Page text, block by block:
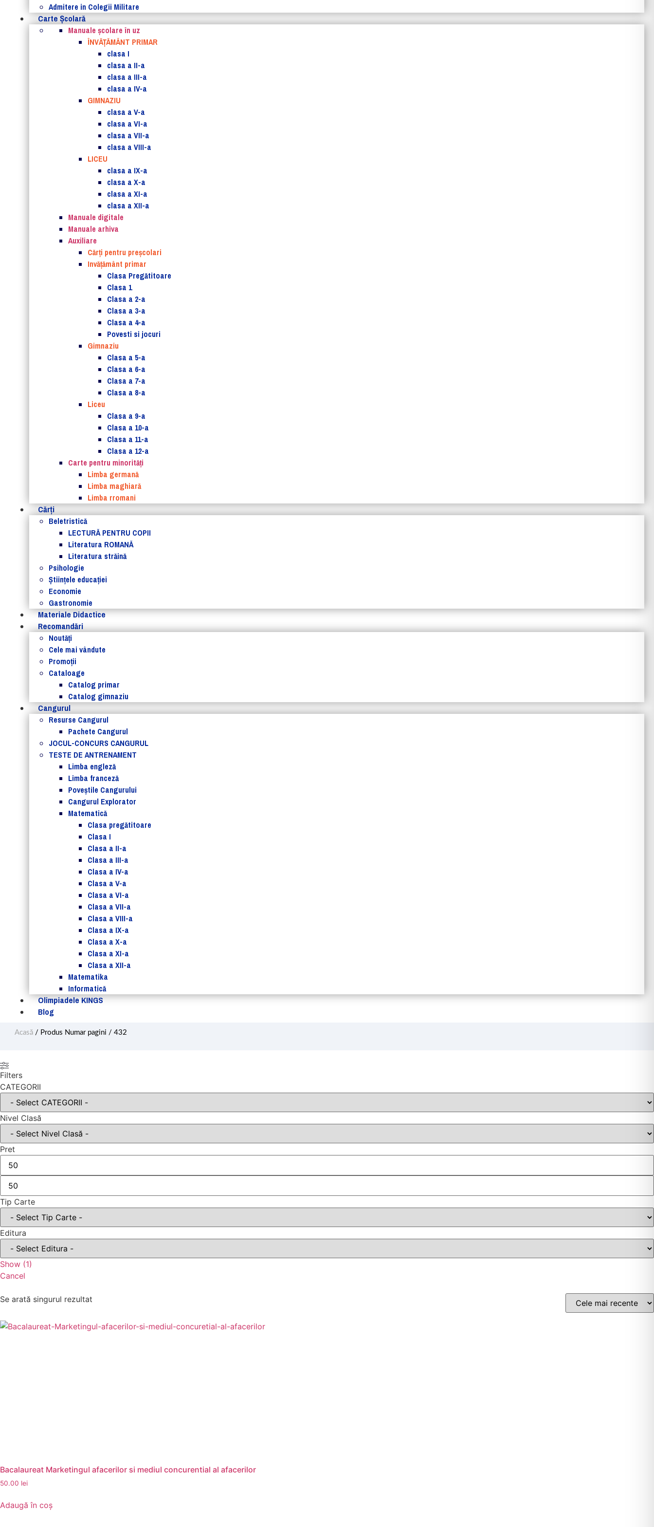
Admitere in Colegii Militare
Carte Şcolară
Manuale şcolare în uz
ÎNVĂȚĂMÂNT PRIMAR
clasa I
clasa a II-a
clasa a III-a
clasa a IV-a
GIMNAZIU
clasa a V-a
clasa a VI-a
clasa a VII-a
clasa a VIII-a
LICEU
clasa a IX-a
clasa a X-a
clasa a XI-a
clasa a XII-a
Manuale digitale
Manuale arhiva
Auxiliare
Cărţi pentru preşcolari
Invățământ primar
Clasa Pregătitoare
Clasa 1
Clasa a 2-a
Clasa a 3-a
Clasa a 4-a
Povesti si jocuri
Gimnaziu
Clasa a 5-a
Clasa a 6-a
Clasa a 7-a
Clasa a 8-a
Liceu
Clasa a 9-a
Clasa a 10-a
Clasa a 11-a
Clasa a 12-a
Carte pentru minorităţi
Limba germană
Limba maghiară
Limba rromani
Cărţi
Beletristică
LECTURĂ PENTRU COPII
Literatura ROMANĂ
Literatura străină
Psihologie
Ştiinţele educaţiei
Economie
Gastronomie
Materiale Didactice
Recomandări
Noutăţi
Cele mai vândute
Promoții
Cataloage
Catalog primar
Catalog gimnaziu
Cangurul
Resurse Cangurul
Pachete Cangurul
JOCUL-CONCURS CANGURUL
TESTE DE ANTRENAMENT
Limba engleză
Limba franceză
Poveștile Cangurului
Cangurul Explorator
Matematică
Clasa pregătitoare
Clasa I
Clasa a II-a
Clasa a III-a
Clasa a IV-a
Clasa a V-a
Clasa a VI-a
Clasa a VII-a
Clasa a VIII-a
Clasa a IX-a
Clasa a X-a
Clasa a XI-a
Clasa a XII-a
Matematika
Informatică
Olimpiadele KINGS
Blog
Acasă / Produs Numar pagini / 432
Filters
CATEGORII
Nivel Clasă
Pret
Tip Carte
Editura
Show (1)
Cancel
Se arată singurul rezultat
Bacalaureat Marketingul afacerilor si mediul concurential al afacerilor
50.00 lei
Adaugă în coș